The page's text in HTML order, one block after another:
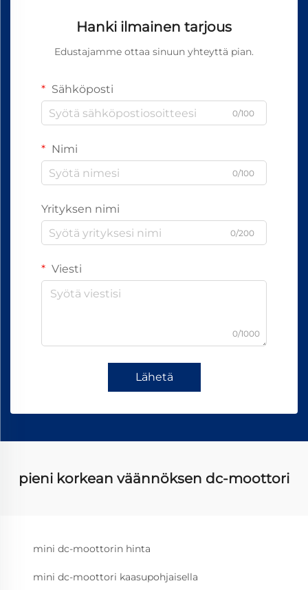
Hanki ilmainen tarjous
Edustajamme ottaa sinuun yhteyttä pian.
Sähköposti
0/100
Nimi
0/100
Yrityksen nimi
0/200
Viesti
0/1000
Lähetä
pieni korkean väännöksen dc-moottori
mini dc-moottorin hinta
mini dc-moottori kaasupohjaisella